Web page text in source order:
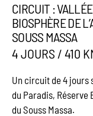
CIRCUIT :
BIOSPHÈRE DE
SOUSS MASSA
4 JOURS / 410
Un circuit de 4 jours
du Paradis, Réserve
du Souss Massa.